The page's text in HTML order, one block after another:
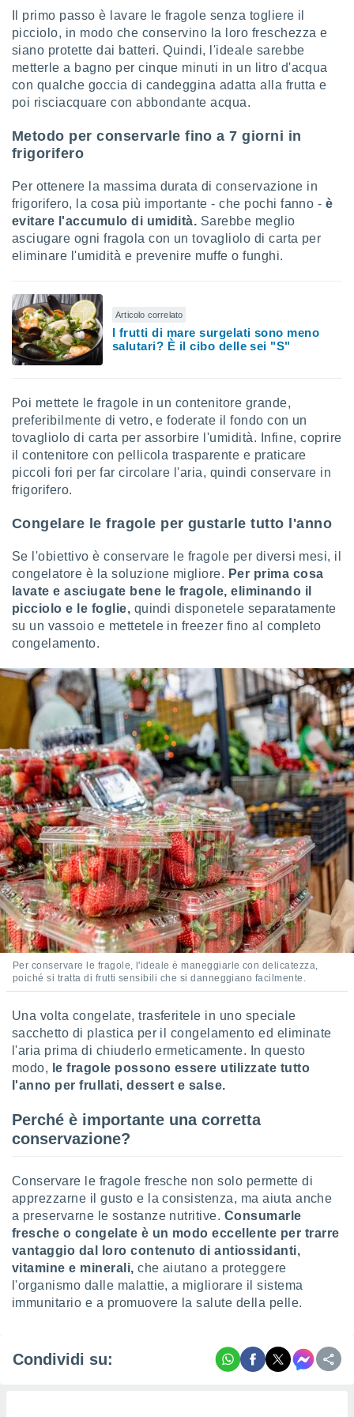
e
dei
del
delle
e degli
Il primo passo è lavare le fragole senza togliere il
picciolo, in modo che conservino la loro freschezza e
siano protette dai batteri. Quindi, l'ideale sarebbe
metterle a bagno per cinque minuti in un litro d'acqua
con qualche goccia di candeggina adatta alla frutta e
poi risciacquare con abbondante acqua.
Metodo per conservarle fino a 7 giorni in
frigorifero
Per ottenere la massima durata di conservazione in
frigorifero, la cosa più importante - che pochi fanno - è
evitare l'accumulo di umidità. Sarebbe meglio
asciugare ogni fragola con un tovagliolo di carta per
eliminare l'umidità e prevenire muffe o funghi.
Articolo correlato
I frutti di mare surgelati sono meno
salutari? È il cibo delle sei "S"
Poi mettete le fragole in un contenitore grande,
preferibilmente di vetro, e foderate il fondo con un
tovagliolo di carta per assorbire l'umidità. Infine, coprire
il contenitore con pellicola trasparente e praticare
piccoli fori per far circolare l'aria, quindi conservare in
frigorifero.
Congelare le fragole per gustarle tutto l'anno
Se l'obiettivo è conservare le fragole per diversi mesi, il
congelatore è la soluzione migliore. Per prima cosa
lavate e asciugate bene le fragole, eliminando il
picciolo e le foglie, quindi disponetele separatamente
su un vassoio e mettetele in freezer fino al completo
congelamento.
Per conservare le fragole, l'ideale è maneggiarle con delicatezza,
poiché si tratta di frutti sensibili che si danneggiano facilmente.
Una volta congelate, trasferitele in uno speciale
sacchetto di plastica per il congelamento ed eliminate
l'aria prima di chiuderlo ermeticamente. In questo
modo, le fragole possono essere utilizzate tutto
l'anno per frullati, dessert e salse.
Perché è importante una corretta
conservazione?
Conservare le fragole fresche non solo permette di
apprezzarne il gusto e la consistenza, ma aiuta anche
a preservarne le sostanze nutritive. Consumarle
fresche o congelate è un modo eccellente per trarre
vantaggio dal loro contenuto di antiossidanti,
vitamine e minerali,che aiutano a proteggere
l'organismo dalle malattie, a migliorare il sistema
immunitario e a promuovere la salute della pelle.
Condividi su: